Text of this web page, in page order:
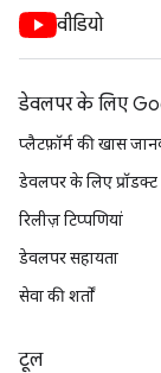
वीडियो
डेवलपर के लिए
प्लैटफ़ॉर्म की खास
डेवलपर के लिए प्रॉडक्ट
रिलीज़ टिप्पणियां
डेवलपर सहायता
सेवा की शर्तों
टूल